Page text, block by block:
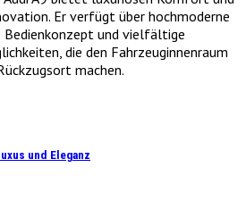
Er verfügt über hochmoderne
Bedienkonzept und vielfältige
die den Fahrzeuginnenraum
machen.
und Eleganz